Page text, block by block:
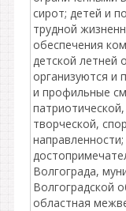
сирот; детей и
трудной
обеспечения
детской летней
организуются и
и профильные
творческой,
Волгограда,
Волгоградской
областная